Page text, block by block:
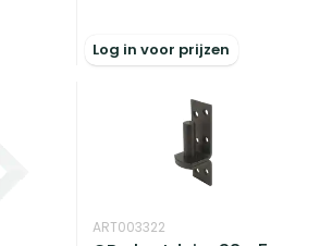
Log in voor prijzen
ART003322